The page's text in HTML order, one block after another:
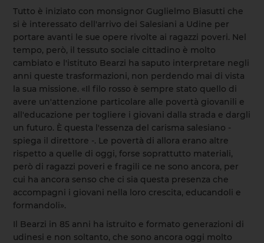
Tutto è iniziato con monsignor Guglielmo Biasutti che
si è interessato dell'arrivo dei Salesiani a Udine per
portare avanti le sue opere rivolte ai ragazzi poveri. Nel
tempo, però, il tessuto sociale cittadino è molto
cambiato e l'istituto Bearzi ha saputo interpretare negli
anni queste trasformazioni, non perdendo mai di vista
la sua missione. «Il filo rosso è sempre stato quello di
avere un'attenzione particolare alle povertà giovanili e
all'educazione per togliere i giovani dalla strada e dargli
un futuro. È questa l'essenza del carisma salesiano -
spiega il direttore -. Le povertà di allora erano altre
rispetto a quelle di oggi, forse soprattutto materiali,
però di ragazzi poveri e fragili ce ne sono ancora, per
cui ha ancora senso che ci sia questa presenza che
accompagni i giovani nella loro crescita, educandoli e
formandoli».
Il Bearzi in 85 anni ha istruito e formato generazioni di
udinesi e non soltanto, che sono ancora oggi molto